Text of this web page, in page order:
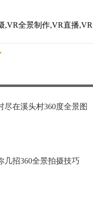
,VR全景制作,VR直播
尽在溪头村360度全景图
几招360全景拍摄技巧